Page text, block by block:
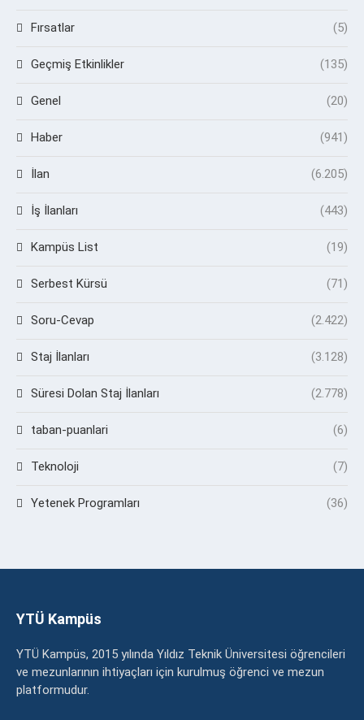
Fırsatlar (5)
Geçmiş Etkinlikler (135)
Genel (20)
Haber (941)
İlan (6.205)
İş İlanları (443)
Kampüs List (19)
Serbest Kürsü (71)
Soru-Cevap (2.422)
Staj İlanları (3.128)
Süresi Dolan Staj İlanları (2.778)
taban-puanlari (6)
Teknoloji (7)
Yetenek Programları (36)
YTÜ Kampüs
YTÜ Kampüs, 2015 yılında Yıldız Teknik Üniversitesi öğrencileri
ve mezunlarının ihtiyaçları için kurulmuş öğrenci ve mezun
platformudur.